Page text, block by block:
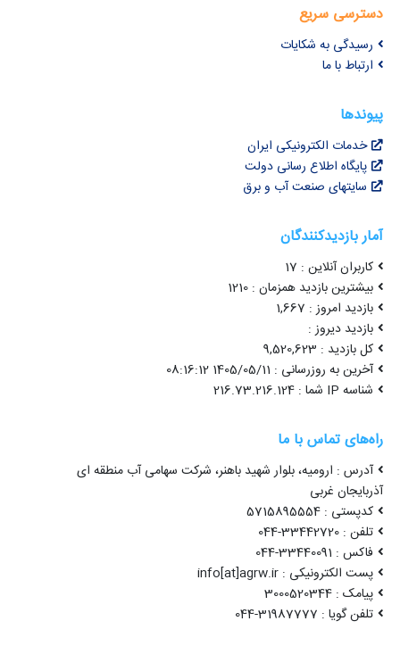
دسترسی سریع
رسیدگی به شکایات
ارتباط با ما
پیوندها
خدمات الکترونیکی ایران
پایگاه اطلاع رسانی دولت
سایتهای صنعت آب و برق
آمار بازدیدکنندگان
کاربران آنلاین : 17
بیشترین بازدید همزمان : 1210
بازدید امروز : 1,667
بازدید دیروز :
کل بازدید : 9,520,623
آخرین به روزرسانی : 1405/05/11 08:16:12
شناسه IP شما : 216.73.216.124
راه‌های تماس با ما
آدرس : ارومیه، بلوار شهید باهنر، شرکت سهامی آب منطقه ای
آذربایجان غربی
کدپستی : 5715895554
تلفن : 33442720-044
فاکس : 33440091-044
پست الکترونیکی : info[at]agrw.ir
پیامک : 3000520344
تلفن گویا : 31987777-044